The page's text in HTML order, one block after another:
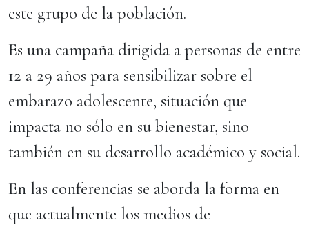
este grupo de la población.
Es una campaña dirigida a personas de entre
12 a 29 años para sensibilizar sobre el
embarazo adolescente, situación que
impacta no sólo en su bienestar, sino
también en su desarrollo académico y social.
En las conferencias se aborda la forma en
que actualmente los medios de